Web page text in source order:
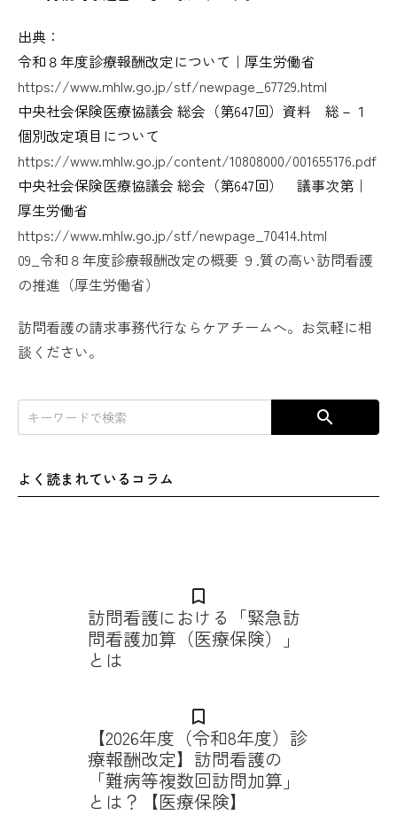
出典：
令和８年度診療報酬改定について｜厚生労働省
https://www.mhlw.go.jp/stf/newpage_67729.html
中央社会保険医療協議会 総会（第647回）資料 総－１
個別改定項目について
https://www.mhlw.go.jp/content/10808000/001655176.pdf
中央社会保険医療協議会 総会（第647回） 議事次第｜
厚生労働省
https://www.mhlw.go.jp/stf/newpage_70414.html
09_令和８年度診療報酬改定の概要 ９.質の高い訪問看護
の推進（厚生労働省）
訪問看護の請求事務代行ならケアチームへ。お気軽に相
談ください。
search
よく読まれているコラム
bookmark_border
訪問看護における「緊急訪
問看護加算（医療保険）」
とは
bookmark_border
【2026年度（令和8年度）診
療報酬改定】訪問看護の
「難病等複数回訪問加算」
とは？【医療保険】